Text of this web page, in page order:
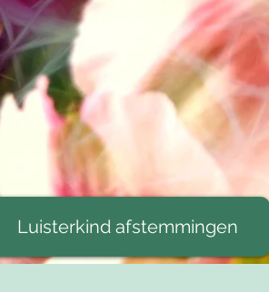
Luisterkind afstemmingen